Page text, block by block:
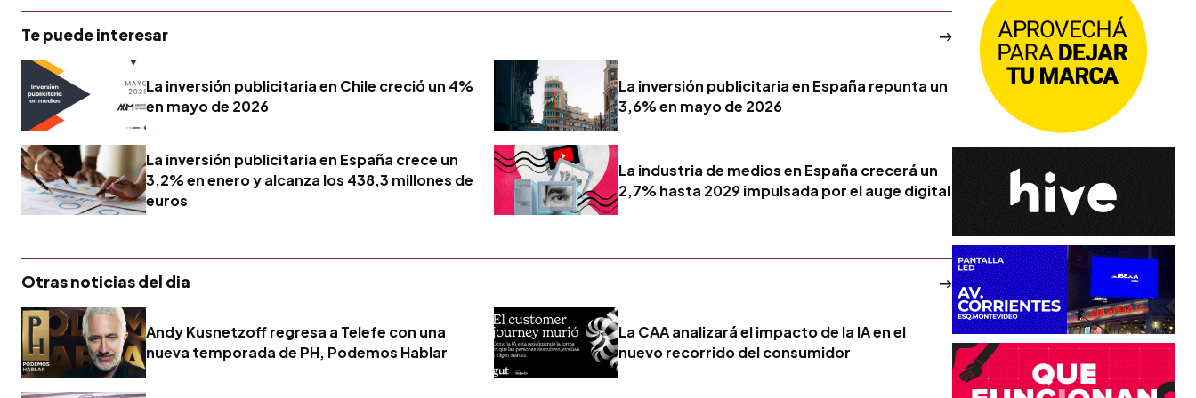
Te puede interesar
La inversión publicitaria en Chile creció un 4%
en mayo de 2026
La inversión publicitaria en España repunta un
3,6% en mayo de 2026
La inversión publicitaria en España crece un
3,2% en enero y alcanza los 438,3 millones de
euros
La industria de medios en España crecerá un
2,7% hasta 2029 impulsada por el auge digital
Otras noticias del dia
Andy Kusnetzoff regresa a Telefe con una
nueva temporada de PH, Podemos Hablar
La CAA analizará el impacto de la IA en el
nuevo recorrido del consumidor